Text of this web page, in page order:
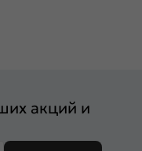
акций и